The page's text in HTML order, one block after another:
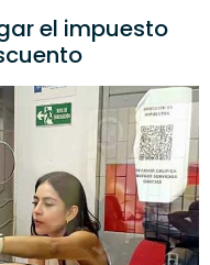
el impuesto